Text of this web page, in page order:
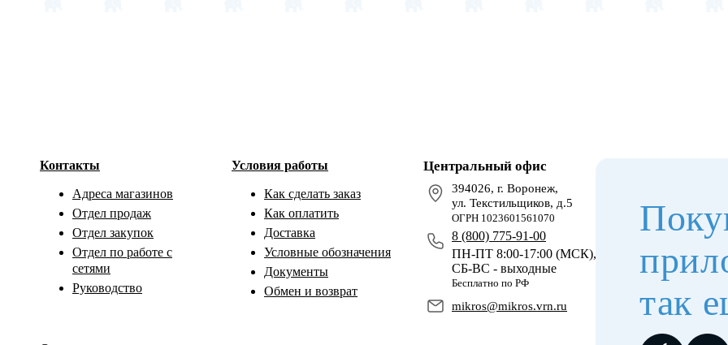
Центральный офис
394026, г. Воронеж,
ул. Текстильщиков, д.5
ОГРН 1023601561070
8 (800) 775-91-00
ПН-ПТ 8:00-17:00 (МСК),
СБ-ВС - выходные
Бесплатно по РФ
mikros@mikros.vrn.ru
Контакты
Адреса магазинов
Отдел продаж
Отдел закупок
Отдел по работе с
сетями
Руководство
Условия работы
Как сделать заказ
Как оплатить
Доставка
Условные обозначения
Документы
Обмен и возврат
так